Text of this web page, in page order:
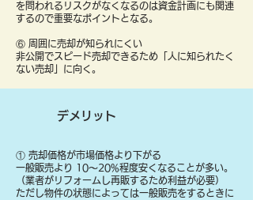
を問われるリスクがなくなるのは資金計画にも関連
するので重要なポイントとなる。
⑥ 周囲に売却が知られにくい
非公開でスピード売却できるため「人に知られたく
ない売却」に向く。
デメリット
① 売却価格が市場価格より下がる
一般販売より 10〜20%程度安くなることが多い。
（業者がリフォームし再販するため利益が必要）
ただし物件の状態によっては一般販売をするときに